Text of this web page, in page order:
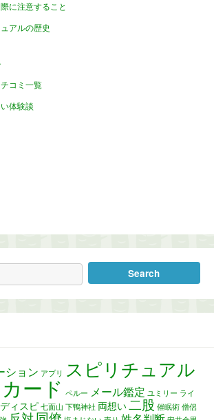
に注意すること
アルの歴史
コミ一覧
体験談
ション アプリ スピリチュアル
ード ペルー メール鑑定 ユミリー ライ
ィスピ 七面山 下鴨神社 両想い二股 催眠術 僧侶